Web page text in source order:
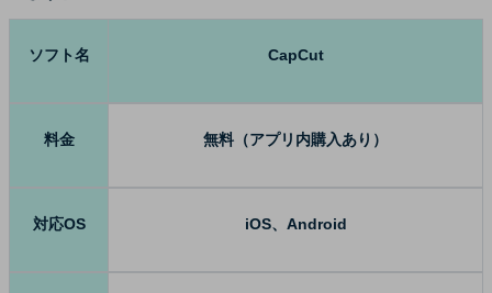
ソフト名 CapCut
料金 無料（アプリ内購入あり）
対応OS iOS、Android